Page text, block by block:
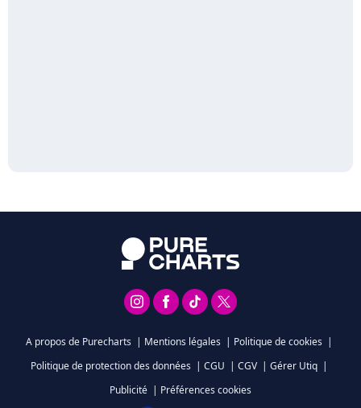
A propos de Purecharts | Mentions légales | Politique de cookies |
Politique de protection des données | CGU | CGV | Gérer Utiq |
Publicité | Préférences cookies